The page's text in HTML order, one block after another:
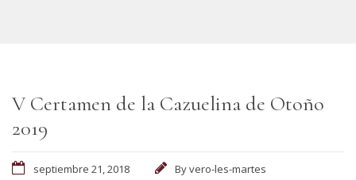
V Certamen de la Cazuelina de Otoño
2019
septiembre 21, 2018 Byvero-les-martes